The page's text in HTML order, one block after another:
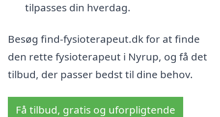
tilpasses din hverdag.
Besøg find-fysioterapeut.dk for at finde
den rette fysioterapeut i Nyrup, og få det
tilbud, der passer bedst til dine behov.
Få tilbud, gratis og uforpligtende